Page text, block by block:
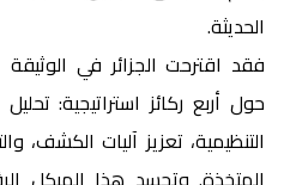
الحديثة.
فقد اقترحت الجزائر في
حول أربع ركائز استراتيجية:
التنظيمية، تعزيز آليات الكشف،